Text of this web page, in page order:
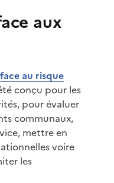
aux
au risque
conçu pour les
pour évaluer
communaux,
mettre en
voire
les